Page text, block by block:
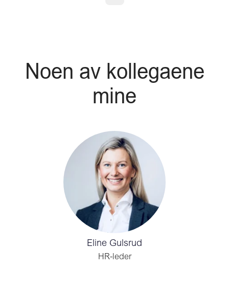
Noen av kollegaene
mine
Eline Gulsrud
HR-leder